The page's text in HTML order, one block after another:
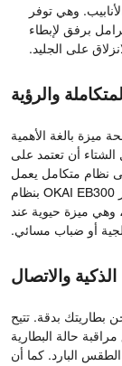
وهي توفر
برفق لإبطاء
على الجليد.
ميزة بالغة الأهمية
الشتاء أن تعتمد على
نظام متكامل يعمل
بالبطارية الرئيسية. على سبيل المثال، يتميز جهاز OKAI EB300 بنظام
وهي ميزة حيوية عند
أو ضباب مسائي.
بدقة. تتيح
حالة البطارية
البارد. كما أن